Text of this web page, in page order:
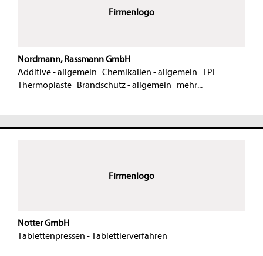
Firmenlogo
Nordmann, Rassmann GmbH
Additive - allgemein ·Chemikalien - allgemein ·TPE ·
Thermoplaste· Brandschutz - allgemein · mehr...
Firmenlogo
Notter GmbH
Tablettenpressen - Tablettierverfahren ·